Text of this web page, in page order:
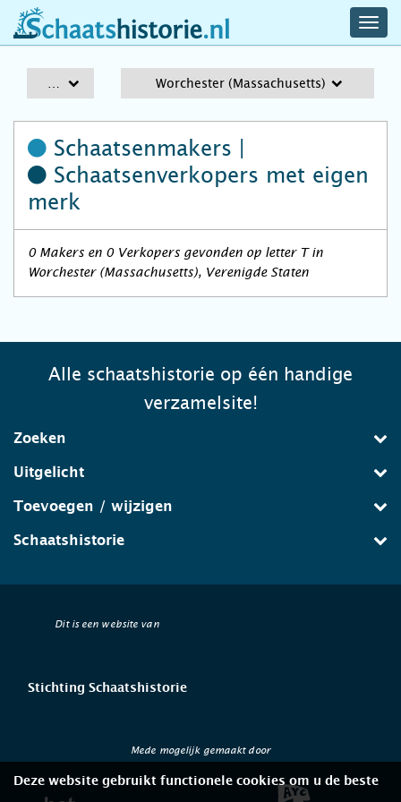
schaatshistorie.nl
Worchester (Massachusetts)
Schaatsenmakers |
Schaatsenverkopers met eigen
merk
0 Makers en 0 Verkopers gevonden op letter T in
Worchester (Massachusetts), Verenigde Staten
Alle schaatshistorie op één handige
verzamelsite!
Zoeken
Uitgelicht
Toevoegen / wijzigen
Schaatshistorie
Dit is een website van
Stichting Schaatshistorie
Mede mogelijk gemaakt door
Deze website gebruikt functionele cookies om u de beste